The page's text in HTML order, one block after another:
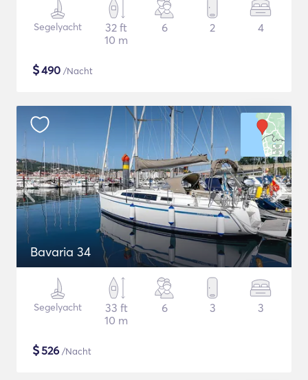
Segelyacht
32 ft
10 m
6 2 4
$490 /Nacht
Bavaria 34
Segelyacht
33 ft
10 m
6 3 3
$526 /Nacht